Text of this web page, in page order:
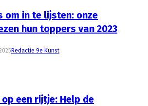
om in te lijsten: onze
hun toppers van 2023
Redactie 9e Kunst
een rijtje: Help de